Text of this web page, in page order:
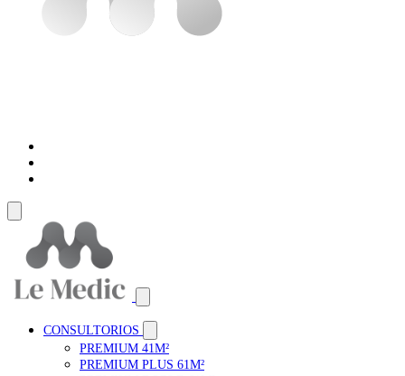
CONSULTORIOS
PREMIUM 41M²
PREMIUM PLUS 61M²